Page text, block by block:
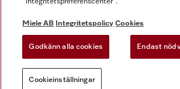
Miele tillgänglighetsförklaring
Lagen om digitala tjänster
Miele AB Integritetspolicy Cookies
Godkänn alla cookies Endast
Cookieinställningar